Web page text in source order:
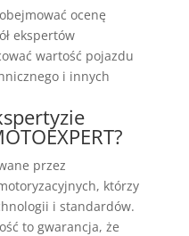
ocenę
ekspertów
wartość pojazdu
i innych
przez
którzy
i standardów.
to gwarancja, że